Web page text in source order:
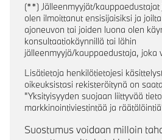
(**) Jälleenmyyjät/
olen ilmoittanut ensisijaisiksi ja
ajoneuvon tai joiden luona olen
konsultaatiokäynnillä tai lähin
jälleenmyyjä/kauppaedustaja, joka
Lisätietoja henkilötietojesi
oikeuksistasi rekisteröitynä on
"Yksityisyyden suojaan liittyvää
markkinointiviestintää ja
Suostumus voidaan milloin